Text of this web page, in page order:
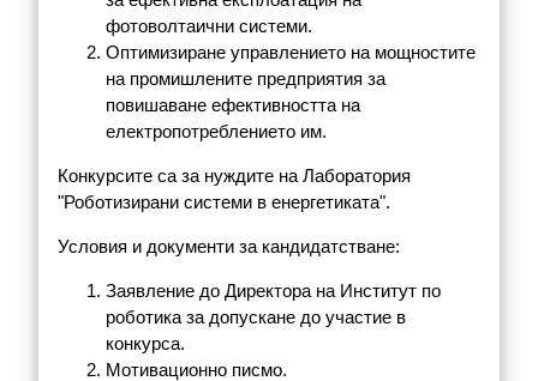
фотоволтаични системи.
Оптимизиране управлението на мощностите
на промишлените предприятия за
повишаване ефективността на
електропотреблението им.
Конкурсите са за нуждите на Лаборатория
"Роботизирани системи в енергетиката".
Условия и документи за кандидатстване:
Заявление до Директора на Институт по
роботика за допускане до участие в
конкурса.
Мотивационно писмо.